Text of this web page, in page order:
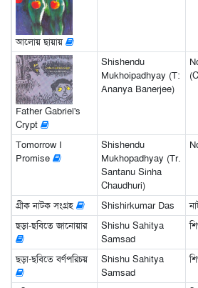
আলোয় ছায়ায়
Father Gabriel's
Crypt
Shishendu
Mukhoipadhyay (T:
Ananya Banerjee)
Tomorrow I
Promise
Shishendu
Mukhopadhyay (Tr.
Santanu Sinha
Chaudhuri)
গ্রীক নাটক সংগ্রহ Shishirkumar Das
ছড়া-ছবিতে জানোয়ার
Shishu Sahitya
Samsad
ছড়া-ছবিতে বর্ণপরিচয়
Shishu Sahitya
Samsad